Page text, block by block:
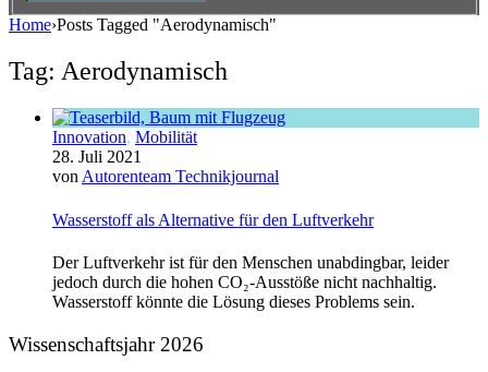
Home›Posts Tagged "Aerodynamisch"
Tag: Aerodynamisch
Innovation, Mobilität
28. Juli 2021
von Autorenteam Technikjournal
Wasserstoff als Alternative für den Luftverkehr
Der Luftverkehr ist für den Menschen unabdingbar, leider
jedoch durch die hohen CO₂-Ausstöße nicht nachhaltig.
Wasserstoff könnte die Lösung dieses Problems sein.
Wissenschaftsjahr 2026